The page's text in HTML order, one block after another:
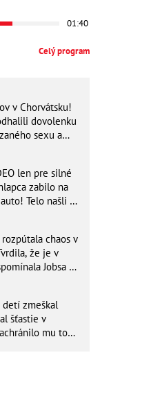
01:40
Celý program
v Chorvátsku!
dovolenku
sexu a
len pre silné
zabilo na
Telo našli o
rozpútala chaos v
že je v
Jobsa aj
zmeškal
šťastie v
mu to